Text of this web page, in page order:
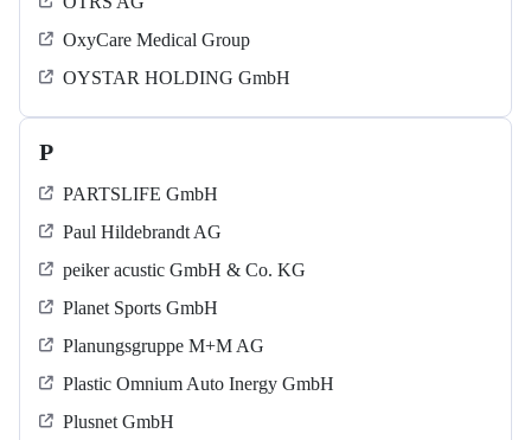
OxyCare Medical Group
OYSTAR HOLDING GmbH
P
PARTSLIFE GmbH
Paul Hildebrandt AG
peiker acustic GmbH & Co. KG
Planet Sports GmbH
Planungsgruppe M+M AG
Plastic Omnium Auto Inergy GmbH
Plusnet GmbH